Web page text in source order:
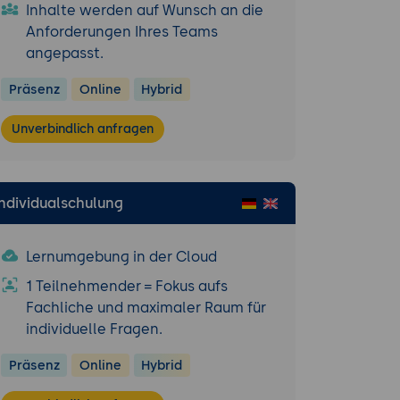
und -
Computer
bei der
und deren
Netzen
Inhalte werden auf Wunsch an die
Anforderungen Ihres Teams
angepasst.
Präsenz Online Hybrid
Unverbindlich anfragen
Lernumgebung in der Cloud
1 Teilnehmender = Fokus aufs
Fachliche und maximaler Raum für
individuelle Fragen.
Präsenz Online Hybrid